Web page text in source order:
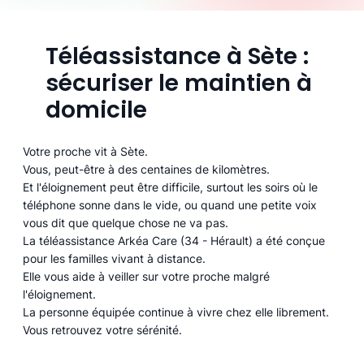
Téléassistance à Sète :
sécuriser le maintien à
domicile
Votre proche vit à Sète.
Vous, peut-être à des centaines de kilomètres.
Et l'éloignement peut être difficile, surtout les soirs où le
téléphone sonne dans le vide, ou quand une petite voix
vous dit que quelque chose ne va pas.
La téléassistance Arkéa Care (34 - Hérault) a été conçue
pour les familles vivant à distance.
Elle vous aide à veiller sur votre proche malgré
l'éloignement.
La personne équipée continue à vivre chez elle librement.
Vous retrouvez votre sérénité.